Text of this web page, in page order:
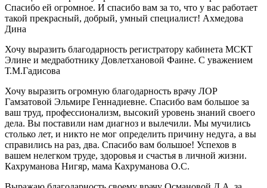
Спасибо ей огромное. И спасибо вам за то, что у вас работает
такой прекрасный, добрый, умный специалист! Ахмедова
Дина
Хочу выразить благодарность регистратору кабинета МСКТ
Элине и медработнику Довлетхановой Фаине. С уважением
Т.М.Гадисова
Хочу выразить огромную благодарность врачу ЛОР
Гамзатовой Эльмире Геннадиевне. Спасибо вам большое за
ваш труд, профессионализм, высокий уровень знаний своего
дела. Вы поставили нам диагноз и вылечили. Мы мучились
столько лет, и никто не мог определить причину недуга, а вы
справились на раз, два. Спасибо вам большое! Успехов в
вашем нелегком труде, здоровья и счастья в личной жизни.
Кахруманова Нигяр, мама Кахруманова О.С.